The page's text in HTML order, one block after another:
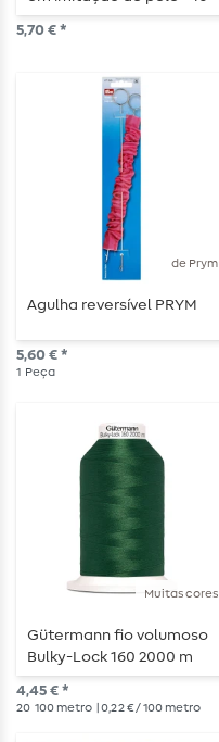
x 16cm - autocolantes
5,70 € *
de Prym
Agulha reversível PRYM
5,60 € *
1 Peça
Muitas cores
Gütermann fio volumoso
Bulky-Lock 160 2000 m
4,45 € *
20 100 metro | 0,22 € / 100 metro